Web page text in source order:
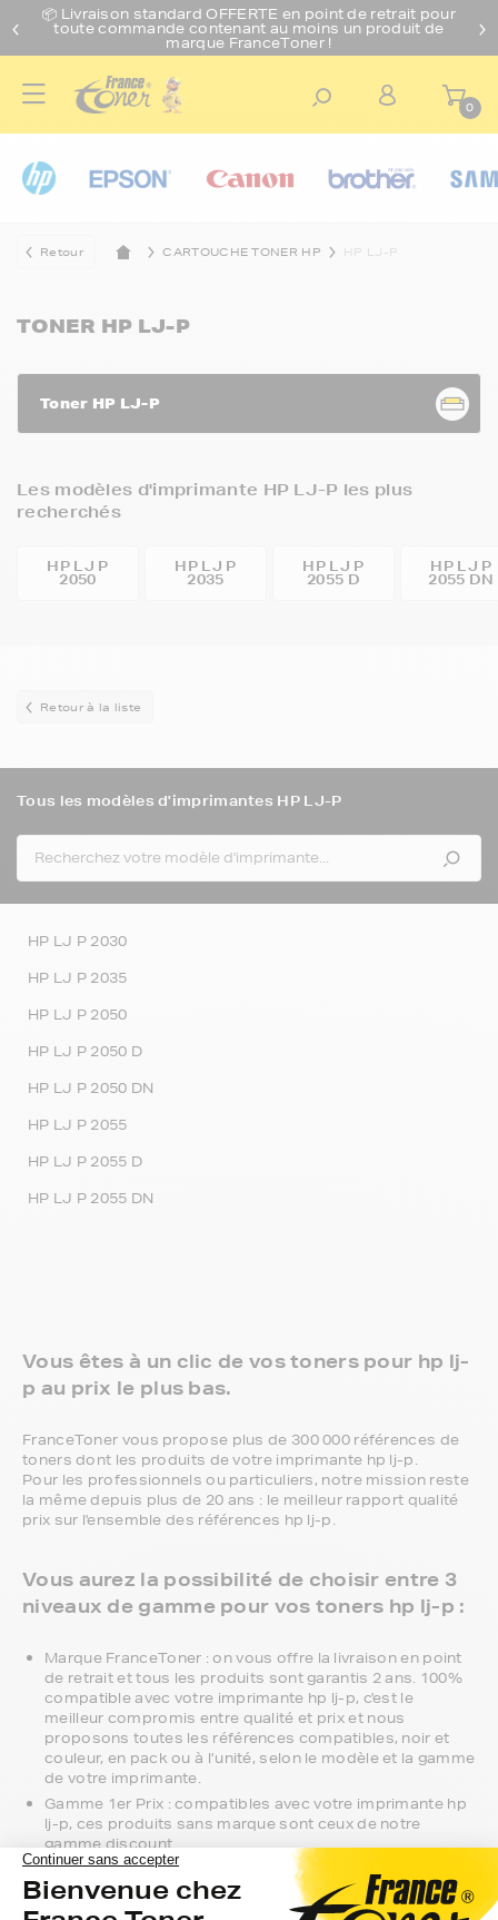
📦 Livraison standard OFFERTE en point de retrait pour
toute commande contenant au moins un produit de
marque FranceToner !
0
Retour CARTOUCHE TONER HP HP LJ-P
TONER HP LJ-P
Toner HP LJ-P
Les modèles d'imprimante HP LJ-P les plus
recherchés
HP LJ P
2050
HP LJ P
2035
HP LJ P
2055 D
HP LJ P
2055 DN
Retour à la liste
Tous les modèles d'imprimantes HP LJ-P
HP LJ P 2030
HP LJ P 2035
HP LJ P 2050
HP LJ P 2050 D
HP LJ P 2050 DN
HP LJ P 2055
HP LJ P 2055 D
HP LJ P 2055 DN
Vous êtes à un clic de vos toners pour hp lj-
p au prix le plus bas.
FranceToner vous propose plus de 300 000 références de
toners dont les produits de votre imprimante hp lj-p.
Pour les professionnels ou particuliers, notre mission reste
la même depuis plus de 20 ans : le meilleur rapport qualité
prix sur l'ensemble des références hp lj-p.
Vous aurez la possibilité de choisir entre 3
niveaux de gamme pour vos toners hp lj-p :
Marque FranceToner : on vous offre la livraison en point
de retrait et tous les produits sont garantis 2 ans. 100%
compatible avec votre imprimante hp lj-p, c'est le
meilleur compromis entre qualité et prix et nous
proposons toutes les références compatibles, noir et
couleur, en pack ou à l’unité, selon le modèle et la gamme
de votre imprimante.
Gamme 1er Prix : compatibles avec votre imprimante hp
lj-p, ces produits sans marque sont ceux de notre
gamme discount.
Marque constructeur : si vous avez l'habitude d'aller
chercher vos toners hp lj-p en magasin, gagnez du
temps en vous faisant livrer directement chez vous.